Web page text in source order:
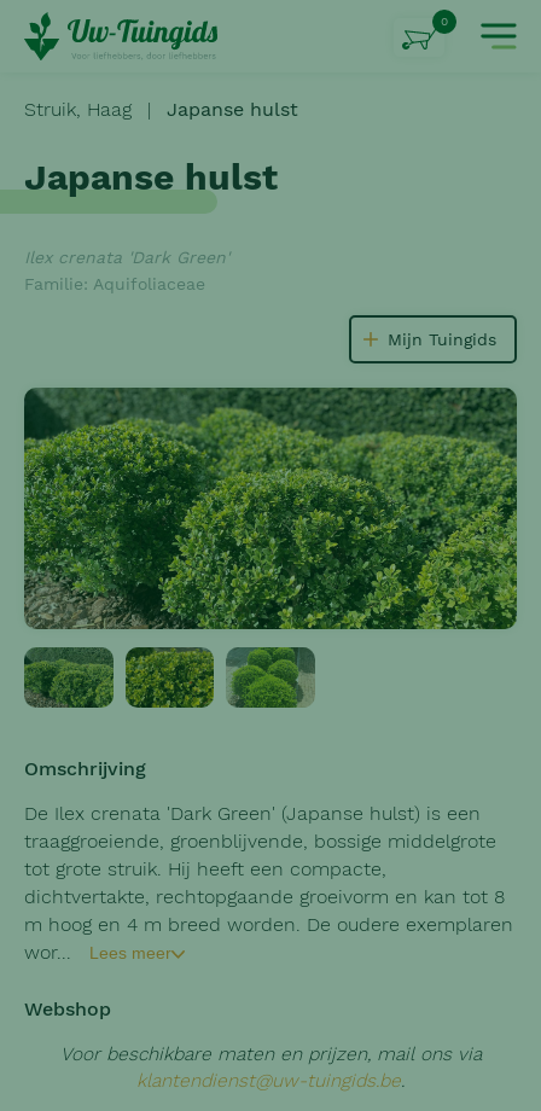
0
Struik, Haag | Japanse hulst
Japanse hulst
Ilex crenata 'Dark Green'
Familie: Aquifoliaceae
Mijn Tuingids
Omschrijving
De Ilex crenata 'Dark Green' (Japanse hulst) is een
traaggroeiende, groenblijvende, bossige middelgrote
tot grote struik. Hij heeft een compacte,
dichtvertakte, rechtopgaande groeivorm en kan tot 8
m hoog en 4 m breed worden. De oudere exemplaren
wor...
Lees meer
Webshop
Voor beschikbare maten en prijzen, mail ons via
klantendienst@uw-tuingids.be.